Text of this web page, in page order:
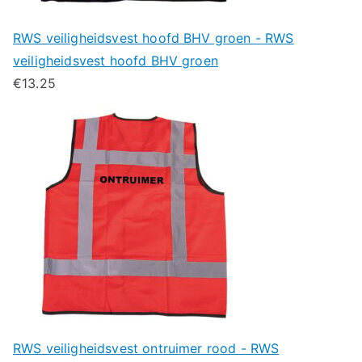
RWS veiligheidsvest hoofd BHV groen - RWS
veiligheidsvest hoofd BHV groen
€13.25
RWS veiligheidsvest ontruimer rood - RWS